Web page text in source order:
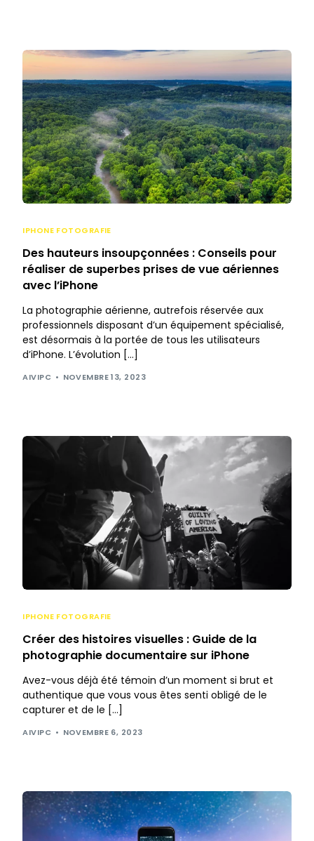
IPHONE FOTOGRAFIE
Des hauteurs insoupçonnées : Conseils pour
réaliser de superbes prises de vue aériennes
avec l’iPhone
La photographie aérienne, autrefois réservée aux
professionnels disposant d’un équipement spécialisé,
est désormais à la portée de tous les utilisateurs
d’iPhone. L’évolution […]
AIVIPC NOVEMBRE 13, 2023
IPHONE FOTOGRAFIE
Créer des histoires visuelles : Guide de la
photographie documentaire sur iPhone
Avez-vous déjà été témoin d’un moment si brut et
authentique que vous vous êtes senti obligé de le
capturer et de le […]
AIVIPC NOVEMBRE 6, 2023